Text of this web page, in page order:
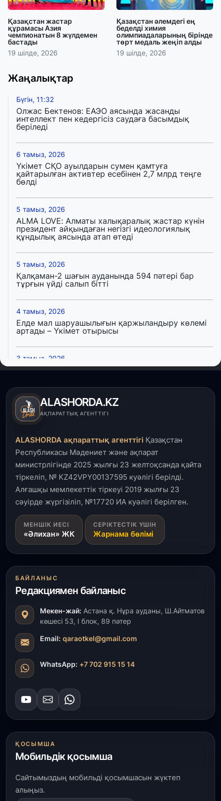
Қазақстан жастар
құрамасы Азия
чемпионатын 8 жүлдемен
бастады
19 шілде, 2026
Қазақстан әлемдегі ең
беделді химия
олимпиадаларының бірінде
төрт медаль жеңіп алды
19 шілде, 2026
Жаңалықтар
Бүгін, 11:32
Олжас Бектенов: ЕАЭО аясында жасанды
интеллект пен кедергісіз саудаға басымдық
беріледі
6 тамыз, 2026
Үкімет СҚО ауылдарын сумен қамтуға
қайтарылған активтер есебінен 2,7 млрд теңге
бөлді
5 тамыз, 2026
ALMA LOVE: Алматы халықаралық жастар күнін
президент айқындаған негізгі идеологиялық
құндылық аясында атап өтеді
5 тамыз, 2026
Қалқаман-2 шағын ауданында 594 пәтері бар
тұрғын үйді салып бітті
4 тамыз, 2026
Елде мал шаруашылығын қаржыландыру көлемі
артады – Үкімет отырысы
3 тамыз, 2026
Өңірлерде жаңа вокзалдар, су құбыры,
пайдалануға берілді
3 тамыз, 2026
салынып жатыр
1 тамыз, 2026
Кинопоиск Қазақстан азаматтарының ең
танымал онлайн-кинотеатрына айналды
31 шілде, 2026
Ақмола облысындағы кездесуде кәсіпкерлер мен
ұстаздар «Әділет» партиясына өз ұсыныстарын
айтты
ҚР Президенті Орталық Азия елдеріне
ұзақмерзімді ынтымақтастық жоспарын әзірлеуді
ұсынды
31 шілде, 2026
«Ауыл аманаты»: Түркістанда 30,2 млрд теңгеге
4 223 жоба қаржыландырылды
31 шілде, 2026
толық ауыз сумен қамтылды
30 шілде, 2026
Түркістанда «Арыс-2» және Темір ауылының
Қордайлық қыз-келіншектер ұлттық нақыштағы
креативті бұйымдар шығаруда
ALASHORDA.KZ
АҚПАРАТТЫҚ АГЕНТТІГІ
ALASHORDA ақпараттық агенттігі Қазақстан
Республикасы Мәдениет және ақпарат
министрлігінде 2025 жылғы 23 желтоқсанда қайта
тіркеліп, № KZ42VPY00137595 куәлігі берілді.
Алғашқы мемлекеттік тіркеуі 2019 жылғы 23
сәуірде жүргізіліп, №17720 ИА куәлігі берілген.
МЕНШІК ИЕСІ
«Әлихан» ЖК
СЕРІКТЕСТІК ҮШІН
Жарнама бөлімі
БАЙЛАНЫС
Редакциямен байланыс
Мекен-жай: Астана қ. Нұра ауданы, Ш.Айтматов
көшесі 53, І блок, 89 пәтер
Email: qaraotkel@gmail.com
WhatsApp: +7 702 915 15 14
ҚОСЫМША
Мобильдік қосымша
Сайтымыздың мобильді қосымшасын жүктеп
алыңыз.